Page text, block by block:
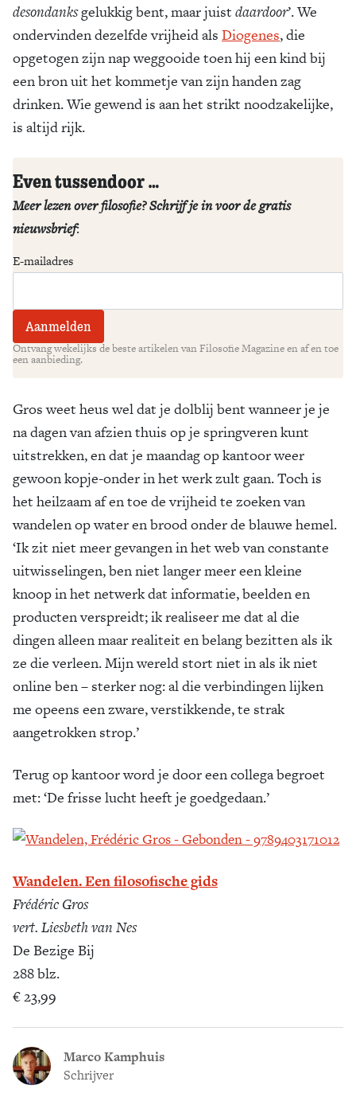
desondanksgelukkig bent, maar juist daardoor’. We
ondervinden dezelfde vrijheid als Diogenes, die
opgetogen zijn nap weggooide toen hij een kind bij
een bron uit het kommetje van zijn handen zag
drinken. Wie gewend is aan het strikt noodzakelijke,
is altijd rijk.
Even tussendoor …
Meer lezen over filosofie? Schrijf je in voor de gratis
nieuwsbrief:
E-mailadres
Ontvang wekelijks de beste artikelen van Filosofie Magazine en af en toe
een aanbieding.
Gros weet heus wel dat je dolblij bent wanneer je je
na dagen van afzien thuis op je springveren kunt
uitstrekken, en dat je maandag op kantoor weer
gewoon kopje-onder in het werk zult gaan. Toch is
het heilzaam af en toe de vrijheid te zoeken van
wandelen op water en brood onder de blauwe hemel.
‘Ik zit niet meer gevangen in het web van constante
uitwisselingen, ben niet langer meer een kleine
knoop in het netwerk dat informatie, beelden en
producten verspreidt; ik realiseer me dat al die
dingen alleen maar realiteit en belang bezitten als ik
ze die verleen. Mijn wereld stort niet in als ik niet
online ben – sterker nog: al die verbindingen lijken
me opeens een zware, verstikkende, te strak
aangetrokken strop.’
Terug op kantoor word je door een collega begroet
met: ‘De frisse lucht heeft je goedgedaan.’
Wandelen. Een filosofische gids
Frédéric Gros
vert. Liesbeth van Nes
De Bezige Bij
288 blz.
€ 23,99
Marco Kamphuis
Schrijver